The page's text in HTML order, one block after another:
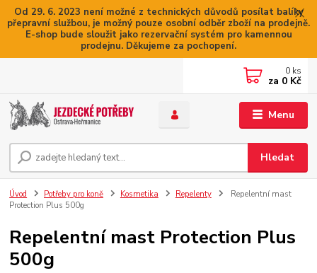
Od 29. 6. 2023 není možné z technických důvodů posílat balíky
přepravní službou, je možný pouze osobní odběr zboží na prodejně.
E-shop bude sloužit jako rezervační systém pro kamennou
prodejnu. Děkujeme za pochopení.
Menu
Hledat
0 ks
za 0 Kč
Úvod Potřeby pro koně Kosmetika Repelenty
Repelentní mast
Protection Plus 500g
Repelentní mast Protection Plus
500g